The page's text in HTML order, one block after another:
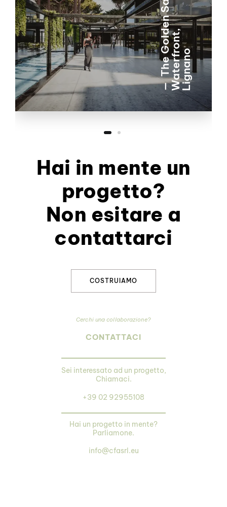
T
h
e
G
o
ld
e
n
S
a
n
d
W
a
t
e
r
f
r
o
n
t,
L
i
g
n
a
no​
Hai in mente un
progetto?
Non esitare a
contattarci
COSTRUIAMO
Cerchi una collaborazione?
CONTATTACI
Sei interessato ad un progetto,
Chiamaci.
+39 02 92955108
Hai un progetto in mente?
Parliamone.
info@cfasrl.eu